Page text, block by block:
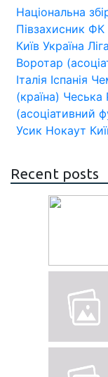
Національна
Півзахисник ФК
Київ Україна
Воротар
Італія Іспанія
(країна) Чеська
(асоціативний
Усик Нокаут
Recent posts